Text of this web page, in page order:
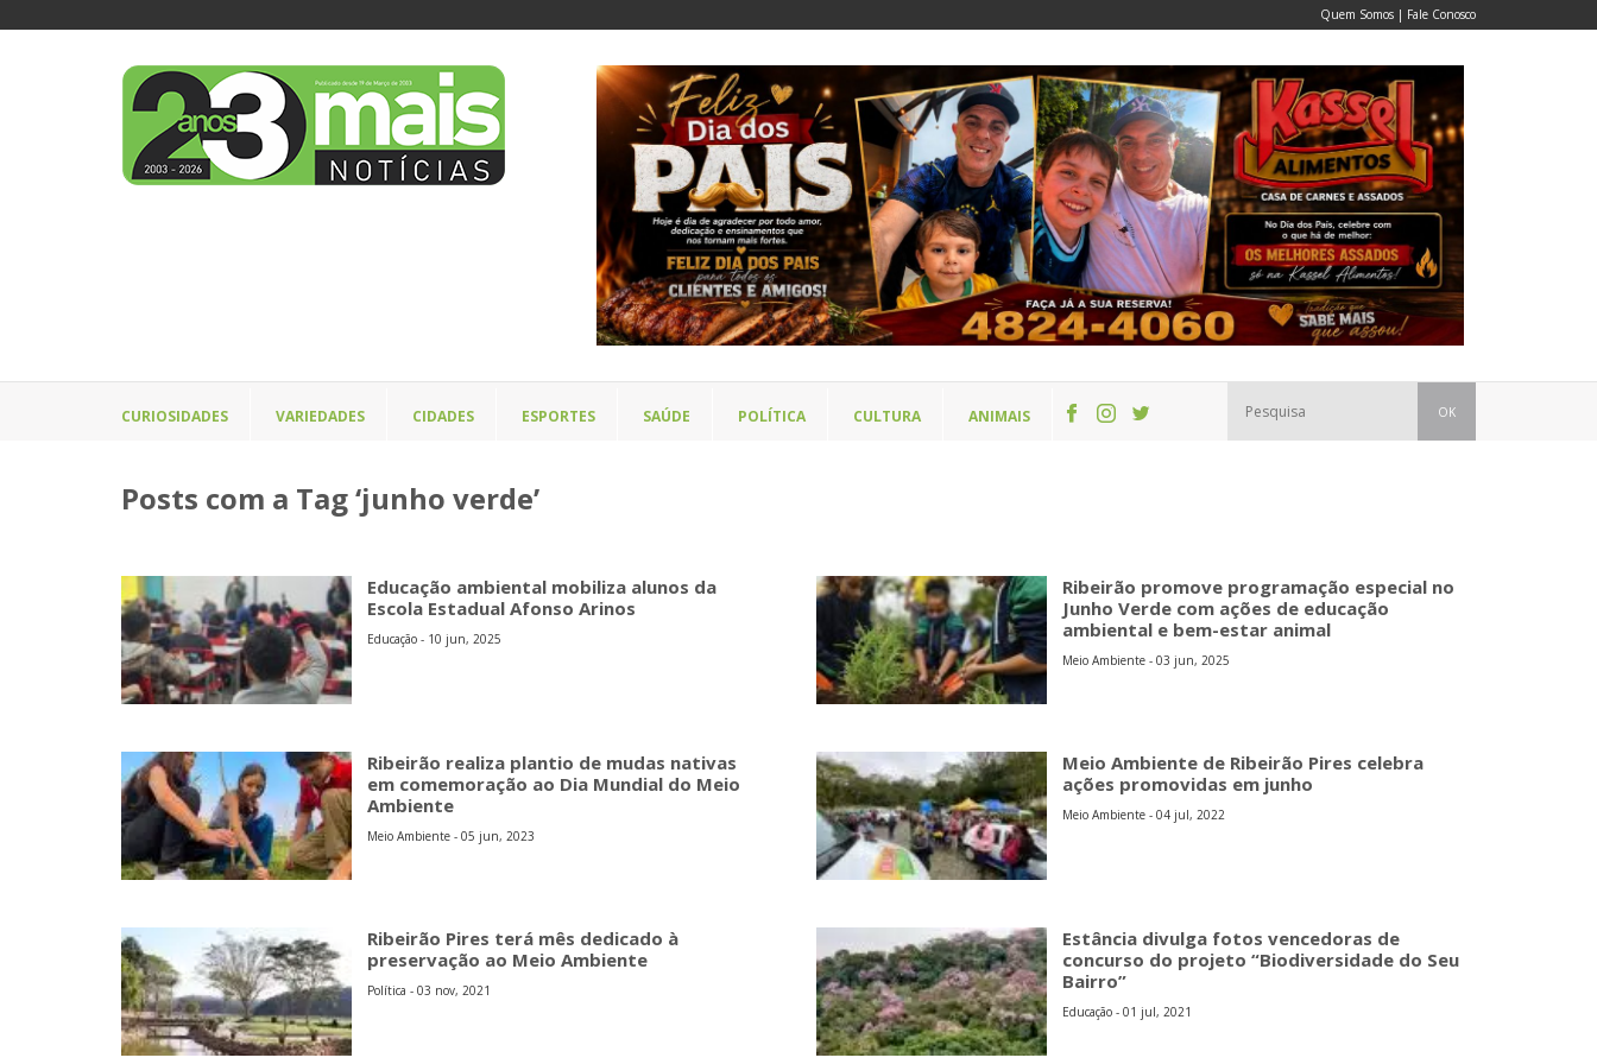
Quem Somos | Fale Conosco
CURIOSIDADES VARIEDADES CIDADES ESPORTES SAÚDE POLÍTICA CULTURA ANIMAIS OK
Posts com a Tag ‘junho verde’
Educação ambiental mobiliza alunos da
Escola Estadual Afonso Arinos
Educação - 10 jun, 2025
Ribeirão promove programação especial no
Junho Verde com ações de educação
ambiental e bem-estar animal
Meio Ambiente - 03 jun, 2025
Ribeirão realiza plantio de mudas nativas
em comemoração ao Dia Mundial do Meio
Ambiente
Meio Ambiente - 05 jun, 2023
Meio Ambiente de Ribeirão Pires celebra
ações promovidas em junho
Meio Ambiente - 04 jul, 2022
Ribeirão Pires terá mês dedicado à
preservação ao Meio Ambiente
Política - 03 nov, 2021
Estância divulga fotos vencedoras de
concurso do projeto “Biodiversidade do Seu
Bairro”
Educação - 01 jul, 2021